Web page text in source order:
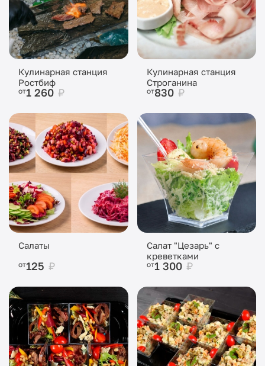
Кулинарная станция
Ростбиф
от1 260 ₽
Кулинарная станция
Строганина
от830 ₽
Салаты
от125 ₽
Салат "Цезарь" с
креветками
от1 300 ₽